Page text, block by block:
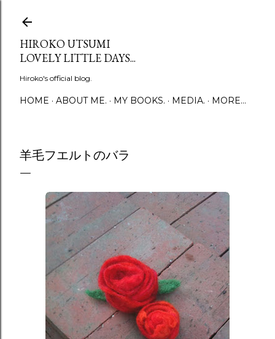
HIROKO UTSUMI
LOVELY LITTLE DAYS...
Hiroko's official blog.
HOME ABOUT ME. MY BOOKS. MEDIA. MORE…
羊毛フエルトのバラ